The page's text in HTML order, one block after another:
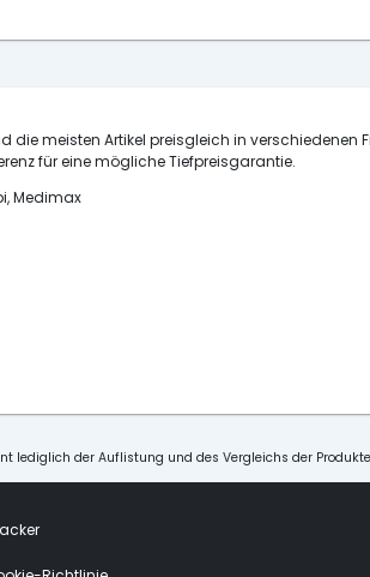
die meisten Artikel preisgleich in verschiedenen
für eine mögliche Tiefpreisgarantie.
Medimax
lediglich der Auflistung und des Vergleichs der